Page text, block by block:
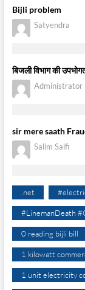
Bijli problem
Satyendra
बिजली विभाग की
Administrator
sir mere saath
Salim Saifi
.net
#LinemanDeath
0 reading bijli bill
1 kilowatt
1 unit electricity